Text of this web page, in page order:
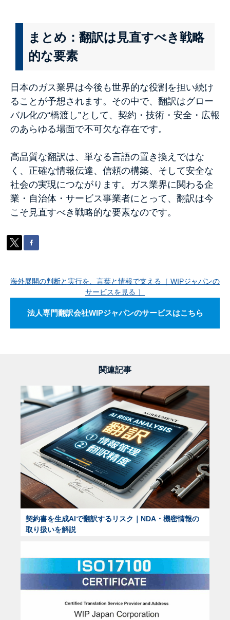
まとめ：翻訳は見直すべき戦略
的な要素
日本のガス業界は今後も世界的な役割を担い続け
ることが予想されます。その中で、翻訳はグロー
バル化の“橋渡し”として、契約・技術・安全・広報
のあらゆる場面で不可欠な存在です。
高品質な翻訳は、単なる言語の置き換えではな
く、正確な情報伝達、信頼の構築、そして安全な
社会の実現につながります。ガス業界に関わる企
業・自治体・サービス事業者にとって、翻訳は今
こそ見直すべき戦略的な要素なのです。
海外展開の判断と実行を、言葉と情報で支える［ WIPジャパンの
サービスを見る ］
法人専門翻訳会社WIPジャパンのサービスはこちら
関連記事
契約書を生成AIで翻訳するリスク｜NDA・機密情報の
取り扱いを解説